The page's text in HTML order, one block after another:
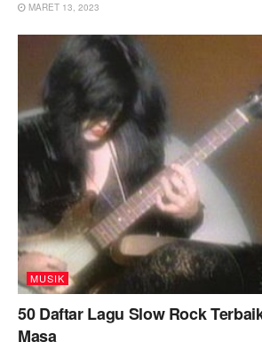
MARET 13, 2023
MUSIK
50 Daftar Lagu Slow Rock
Masa